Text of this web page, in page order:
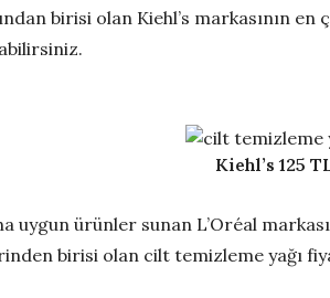
birisi olan Kiehl’s markasının
Kiehl’s 125
ürünler sunan L’Oréal
birisi olan cilt temizleme yağı